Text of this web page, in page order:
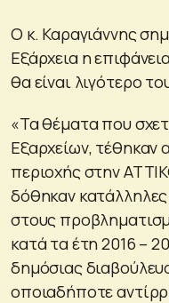
Ο κ. Καραγιάννης
Εξάρχεια η
θα είναι λιγότερο
«Τα θέματα που
Εξαρχείων, τέθηκαν
περιοχής στην
δόθηκαν
στους
κατά τα έτη 2016 –
δημόσιας
οποιαδήποτε